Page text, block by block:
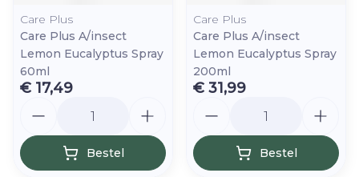
Care Plus
Care Plus A/insect
Lemon Eucalyptus Spray
60ml
€ 17,49
Bestel
Care Plus
Care Plus A/insect
Lemon Eucalyptus Spray
200ml
€ 31,99
Bestel